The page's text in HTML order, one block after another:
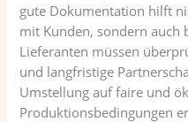
gute Dokumentation hilft
mit Kunden, sondern
Lieferanten müssen
und langfristige
Umstellung auf faire und
Produktionsbedingungen